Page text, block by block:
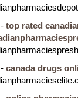
- top rated
- canada drugs